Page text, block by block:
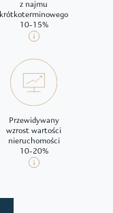
z najmu
krótkoterminowego
10-15%
Przewidywany
wzrost wartości
nieruchomości
10-20%